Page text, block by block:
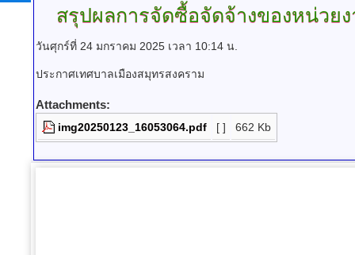
สรุปผลการจัดซื้อจัดจ้างของหน่วย
วันศุกร์ที่ 24 มกราคม 2025 เวลา 10:14 น.
ประกาศเทศบาลเมืองสมุทรสงคราม
Attachments:
img20250123_16053064.pdf [ ] 662 Kb